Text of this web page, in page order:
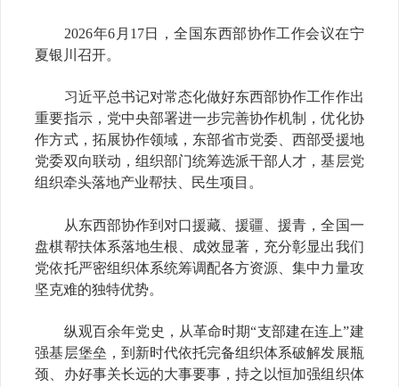
2026年6月17日，全国东西部协作工作会议在宁
夏银川召开。
习近平总书记对常态化做好东西部协作工作作出
重要指示，党中央部署进一步完善协作机制，优化协
作方式，拓展协作领域，东部省市党委、西部受援地
党委双向联动，组织部门统筹选派干部人才，基层党
组织牵头落地产业帮扶、民生项目。
从东西部协作到对口援藏、援疆、援青，全国一
盘棋帮扶体系落地生根、成效显著，充分彰显出我们
党依托严密组织体系统筹调配各方资源、集中力量攻
坚克难的独特优势。
纵观百余年党史，从革命时期“支部建在连上”建
强基层堡垒，到新时代依托完备组织体系破解发展瓶
颈、办好事关长远的大事要事，持之以恒加强组织体